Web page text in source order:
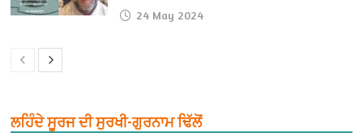
24 May 2024
ਲਹਿੰਦੇ ਸੂਰਜ ਦੀ ਸੁਰਖੀ-ਗੁਰਨਾਮ ਢਿੱਲੋਂ